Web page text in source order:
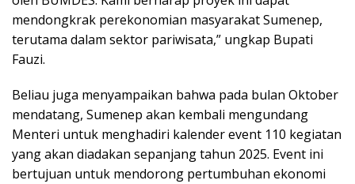
mendongkrak perekonomian masyarakat Sumenep,
terutama dalam sektor pariwisata,” ungkap Bupati
Fauzi.
Beliau juga menyampaikan bahwa pada bulan Oktober
mendatang, Sumenep akan kembali mengundang
Menteri untuk menghadiri kalender event 110 kegiatan
yang akan diadakan sepanjang tahun 2025. Event ini
bertujuan untuk mendorong pertumbuhan ekonomi